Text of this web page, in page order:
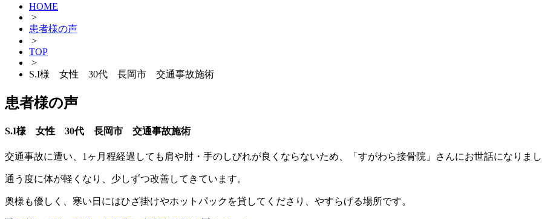
HOME
>
患者様の声
>
TOP
>
S.I様 女性 30代 長岡市 交通事故施術
患者様の声
S.I様 女性 30代 長岡市 交通事故施術
交通事故に遭い、1ヶ月程経過しても肩や肘・手のしびれが良くならないため、「すがわら接骨院」さんにお世話になりま
通う度に体が軽くなり、少しずつ改善してきています。
奥様も優しく、寒い日にはひざ掛けやホットパックを貸してくださり、やすらげる場所です。